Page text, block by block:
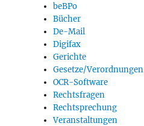
beBPo
Bücher
De-Mail
Digifax
Gerichte
Gesetze/Verordnungen
OCR-Software
Rechtsfragen
Rechtsprechung
Veranstaltungen